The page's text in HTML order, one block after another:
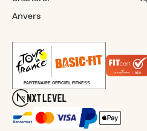
Anvers